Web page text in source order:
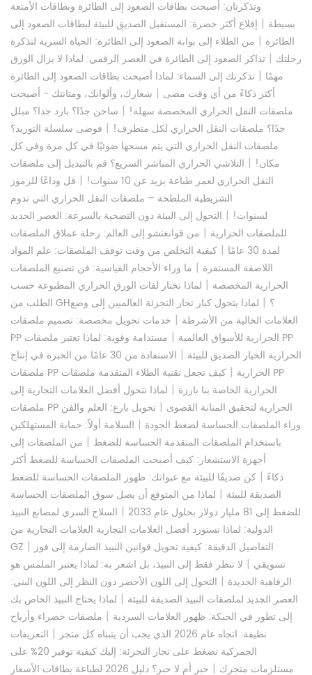
وتذكرتان: أصبحت بطاقات الصعود إلى الطائرة وبطاقات الأمتعة
بسيطة | إقلاع أكثر خضرة: المستقبل الصديق للبيئة لبطاقات الصعود إلى
الطائرة | من الطلاء إلى بوابة الصعود إلى الطائرة: الحياة السرية لتذكرة
رحلتك | تذاكر الصعود إلى الطائرة في العصر الرقمي: لماذا لا يزال الورق
مهمًا | تذكرتك إلى السماء: لماذا أصبحت بطاقات الصعود إلى الطائرة
أكثر ذكاءً من أي وقت مضى | شعارك، وألوانك، ومتانتك - أصبحت
ملصقات النقل الحراري المخصصة سهلة! | ساخن جدًا؟ بارد جدا؟ مبلل
جدًا؟ ملصقات النقل الحراري لكل متطرف! | فوضى سلسلة التوريد؟
ملصقات النقل الحراري التي يتم مسحها ضوئيًا في كل مرة وفي كل
مكان! | التلاشي الحراري المباشر السريع؟ قم بالتبديل إلى ملصقات
النقل الحراري لعمر طباعة يزيد عن 10 سنوات!
| قل وداعًا للرموز
الشريطية الملطخة – ملصقات النقل الحراري التي تدوم
لسنوات! | التحول إلى البيئة دون التضحية بالسرعة: العصر الجديد
للملصقات الحرارية | من قوانغتشو إلى العالم: رحلة عملاق الملصقات
لمدة 30 عامًا
| كيفية التخلص من وقت توقف الملصقات: علم المواد
اللاصقة المستقرة | ما وراء الأحجام القياسية: فن تصنيع الملصقات
الحرارية المخصصة | لماذا تختار لفات الورق الحراري المطبوعة حسب
الطلب من GH؟ | لماذا يتحول كبار تجار التجزئة العالميين إلى وضع
العلامات الخالية من الأشرطة | خدمات تحويل مخصصة: تصميم ملصقات
PP الحرارية للأسواق العالمية | مستدامة وقوية: لماذا تعتبر ملصقات PP
الحرارية الخيار الصديق للبيئة |
الاستفادة من 30 عامًا من الخبرة في إنتاج
ملصقات PP الحرارية | كيف تجعل تقنية الطلاء المتقدمة ملصقات PP
الحرارية الخاصة بنا بارزة | لماذا تتحول أفضل العلامات التجارية إلى
ملصقات PP الحرارية لتحقيق المتانة القصوى | تحويل بارع: العلم والفن
وراء الملصقات الحساسة لضغط الجودة | السلامة أولاً: حماية المستهلكين
باستخدام الملصقات المتقدمة الحساسة للضغط | من الملصقات إلى
أجهزة الاستشعار: كيف أصبحت الملصقات الحساسة للضغط أكثر
ذكاءً | كن صديقًا للبيئة مع عبواتك: ظهور الملصقات الحساسة للضغط
الصديقة للبيئة | لماذا من المتوقع أن يصل سوق الملصقات الحساسة
للضغط إلى 81 مليار دولار بحلول عام 2033
| السلاح السري لمصانع النبيذ
الدولية: لماذا تستورد أفضل العلامات التجارية العلامات التجارية من
GZ | التفاصيل الدقيقة: كيفية تحويل قوانين النبيذ الصارمة إلى فوز
تسويقي | لا تنظر فقط إلى النبيذ، بل اشعر به: لماذا يعتبر الملمس هو
الرفاهية الجديدة | التحول إلى اللون الأخضر دون النظر إلى اللون البني:
العصر الجديد لملصقات النبيذ الصديقة للبيئة | لماذا يحتاج النبيذ الخاص بك
إلى تطور في الحبكة: ظهور العلامات السردية | ملصقات خضراء وأرباح
نظيفة: اتجاه عام 2026 الذي يجب أن يتبناه كل متجر
| التعريفات
الجمركية تضغط على تجار التجزئة: إليك كيفية توفير 20% على
مستلزمات متجرك |
حبر أم لا حبر؟ دليل 2026 لطباعة بطاقات الأسعار